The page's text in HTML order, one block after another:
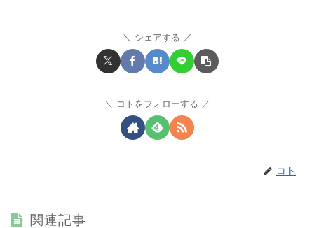
シェアする
コトをフォローする
コト
関連記事